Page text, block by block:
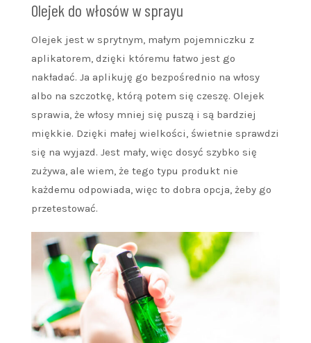
Olejek do włosów w sprayu
Olejek jest w sprytnym, małym pojemniczku z
aplikatorem, dzięki któremu łatwo jest go
nakładać. Ja aplikuję go bezpośrednio na włosy
albo na szczotkę, którą potem się czeszę. Olejek
sprawia, że włosy mniej się puszą i są bardziej
miękkie. Dzięki małej wielkości, świetnie sprawdzi
się na wyjazd. Jest mały, więc dosyć szybko się
zużywa, ale wiem, że tego typu produkt nie
każdemu odpowiada, więc to dobra opcja, żeby go
przetestować.